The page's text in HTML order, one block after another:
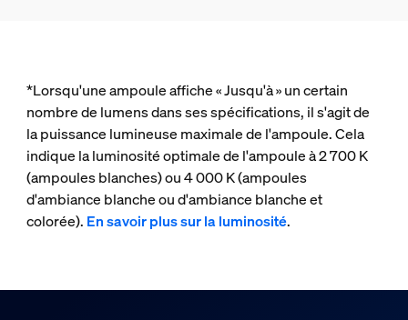
*Lorsqu'une ampoule affiche « Jusqu'à » un certain
nombre de lumens dans ses spécifications, il s'agit de
la puissance lumineuse maximale de l'ampoule. Cela
indique la luminosité optimale de l'ampoule à 2 700 K
(ampoules blanches) ou 4 000 K (ampoules
d'ambiance blanche ou d'ambiance blanche et
colorée). En savoir plus sur la luminosité.